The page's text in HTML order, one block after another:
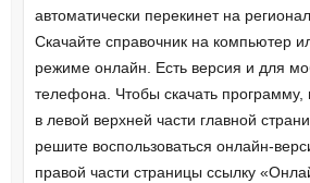
автоматически перекинет на
Скачайте справочник на компьютер
режиме онлайн. Есть версия и для
телефона. Чтобы скачать программу,
в левой верхней части главной
решите воспользоваться онлайн-
правой части страницы ссылку